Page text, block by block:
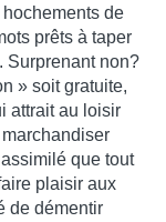
de
prêts à taper
Surprenant non?
» soit gratuite,
attrait au loisir
marchandiser
que tout
plaisir aux
de démentir